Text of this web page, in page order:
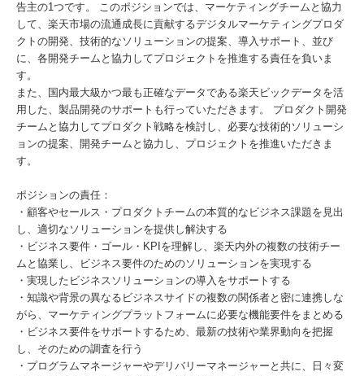
告主の1つです。 このポジションでは、マーケティングチームと協力
して、楽天市場の流通成長に貢献するデジタルマーケティングプロダ
クトの開発、技術的なソリューションの提案、導入サポート、並び
に、各開発チームと協力してプロジェクトを推進する責任を負いま
す。
また、国内最大級かつ最も正確なデータである楽天ビックデータを活
用した、製品開発のサポートも行っていただきます。 プロダクト開発
チームと協力してプロダクト戦略を検討し、必要な技術的ソリューシ
ョンの提案、開発チームと協力し、プロジェクトを推進いただきま
す。
ポジションの責任：
・顧客やセールス・プロダクトチームの本質的なビジネス課題を見出
し、適切なソリューションを提供し解決する
・ビジネス要件・ゴール・KPIを理解し、楽天内外の複数の技術チー
ムと協業し、ビジネス要件のためのソリューションを実現する
・実現したビジネスソリューションの導入をサポートする
・知識や背景の異なるビジネスサイドの複数の関係者と密に連携しな
がら、マーケティングプラットフォームに必要な機能要件をまとめる
・ビジネス要件をサポートするため、最新の技術や業界動向を把握
し、そのための調査を行う
・プログラムマネージャーやデリバリーマネージャーと共に、日々変